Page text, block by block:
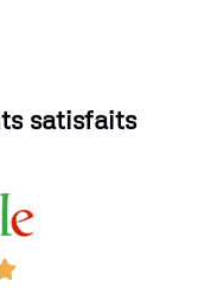
satisfaits